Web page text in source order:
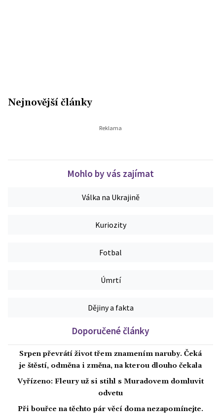
Nejnovější články
Mohlo by vás zajímat
Válka na Ukrajině
Kuriozity
Fotbal
Úmrtí
Dějiny a fakta
Doporučené články
Srpen převrátí život třem znamením naruby. Čeká
je štěstí, odměna i změna, na kterou dlouho čekala
Vyřízeno: Fleury už si stihl s Muradovem domluvit
odvetu
Při bouřce na těchto pár věcí doma nezapomínejte.